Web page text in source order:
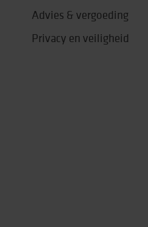
Advies & vergoeding
Privacy en veiligheid